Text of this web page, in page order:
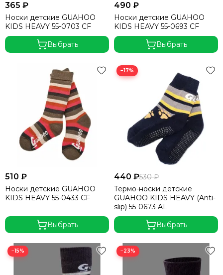
365 ₽
Носки детские GUAHOO
KIDS HEAVY 55-0703 CF
Выбрать
490 ₽
Носки детские GUAHOO
KIDS HEAVY 55-0693 CF
Выбрать
510 ₽
Носки детские GUAHOO
KIDS HEAVY 55-0433 CF
Выбрать
−17%
440 ₽530 ₽
Термо-носки детские
GUAHOO KIDS HEAVY (Anti-
slip) 55-0673 AL
Выбрать
−15% −23%